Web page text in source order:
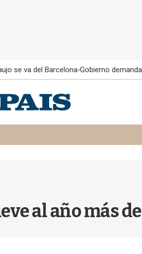
se va del Barcelona Gobierno
al año más